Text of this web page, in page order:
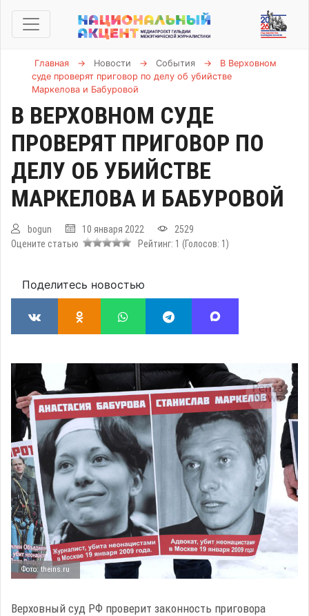
Главная → Новости → События →
В Верховном
суде проверят приговор по делу об убийстве
Маркелова и Бабуровой
В ВЕРХОВНОМ СУДЕ
ПРОВЕРЯТ ПРИГОВОР ПО
ДЕЛУ ОБ УБИЙСТВЕ
МАРКЕЛОВА И БАБУРОВОЙ
bogun 10 января 2022
2529
Оцените статью
Рейтинг: 1 (Голосов: 1 )
Поделитесь новостью
Фото: theins.ru
Верховный суд РФ проверит законность приговора